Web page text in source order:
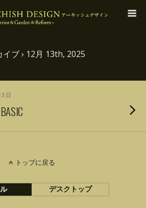
イブ › 12月 13th, 2025
日
トップに戻る
デスクトップ